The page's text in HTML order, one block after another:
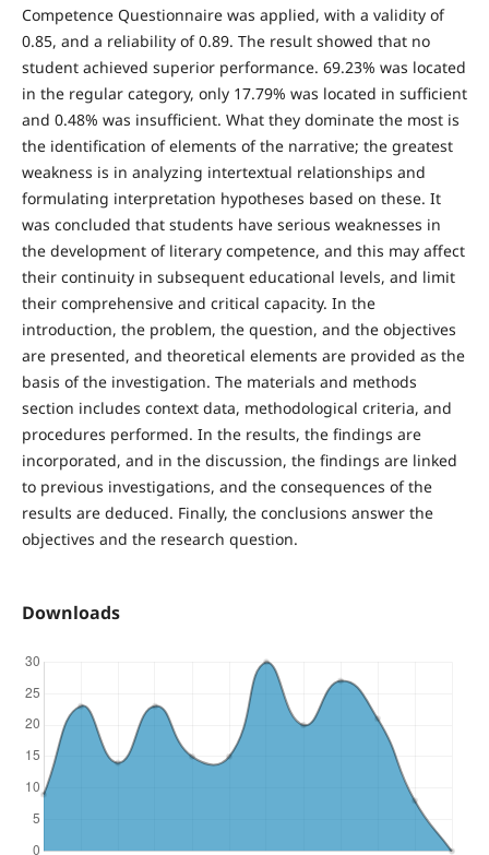
Competence Questionnaire was applied, with a validity of
0.85, and a reliability of 0.89. The result showed that no
student achieved superior performance. 69.23% was located
in the regular category, only 17.79% was located in sufficient
and 0.48% was insufficient. What they dominate the most is
the identification of elements of the narrative; the greatest
weakness is in analyzing intertextual relationships and
formulating interpretation hypotheses based on these. It
was concluded that students have serious weaknesses in
the development of literary competence, and this may affect
their continuity in subsequent educational levels, and limit
their comprehensive and critical capacity. In the
introduction, the problem, the question, and the objectives
are presented, and theoretical elements are provided as the
basis of the investigation. The materials and methods
section includes context data, methodological criteria, and
procedures performed. In the results, the findings are
incorporated, and in the discussion, the findings are linked
to previous investigations, and the consequences of the
results are deduced. Finally, the conclusions answer the
objectives and the research question.
Downloads